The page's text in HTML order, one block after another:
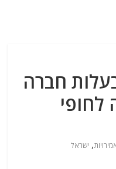
חברה
לחופי
, ישראל